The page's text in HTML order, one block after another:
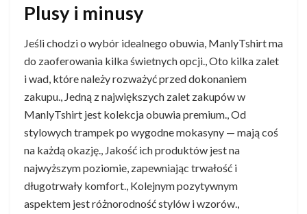
Plusy i minusy
Jeśli chodzi o wybór idealnego obuwia, ManlyTshirt ma
do zaoferowania kilka świetnych opcji., Oto kilka zalet
i wad, które należy rozważyć przed dokonaniem
zakupu., Jedną z największych zalet zakupów w
ManlyTshirt jest kolekcja obuwia premium., Od
stylowych trampek po wygodne mokasyny — mają coś
na każdą okazję., Jakość ich produktów jest na
najwyższym poziomie, zapewniając trwałość i
długotrwały komfort., Kolejnym pozytywnym
aspektem jest różnorodność stylów i wzorów.,